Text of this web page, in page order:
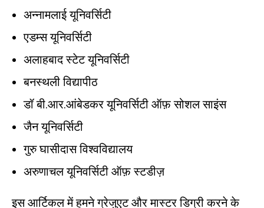
अन्नामलाई यूनिवर्सिटी
एडम्स यूनिवर्सिटी
अलाहबाद स्टेट यूनिवर्सिटी
बनस्थली विद्यापीठ
डॉ बी.आर.आंबेडकर यूनिवर्सिटी ऑफ़ सोशल साइंस
जैन यूनिवर्सिटी
गुरु घासीदास विश्वविद्यालय
अरुणाचल यूनिवर्सिटी ऑफ़ स्टडीज़
इस आर्टिकल में हमने ग्रेजुएट और मास्टर डिग्री करने के